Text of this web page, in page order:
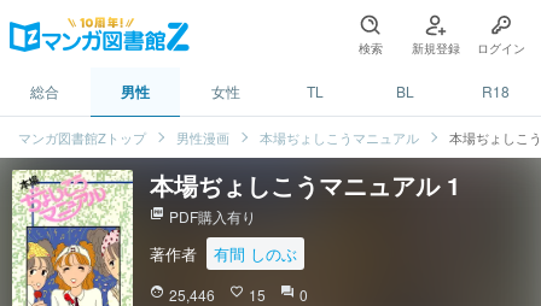
検索 新規登録 ログイン
総合 男性 女性 TL BL R18
マンガ図書館Zトップ 男性漫画 本場ぢょしこうマニュアル 本場ぢょしこ
本場ぢょしこうマニュアル 1
picture_as_pdf PDF購入有り
著作者 有間 しのぶ
face 25,446 favorite_border 15 question_answer 0